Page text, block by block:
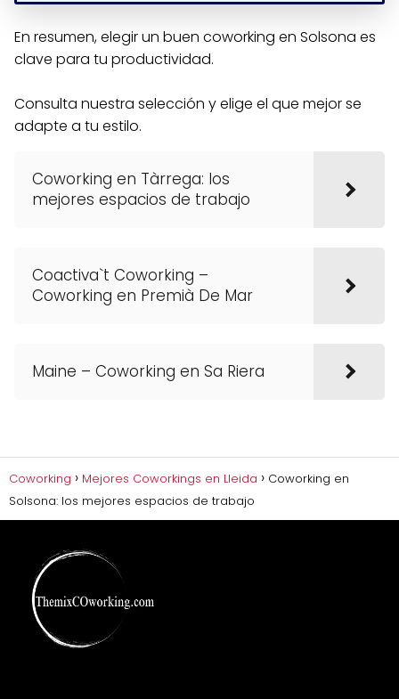
En resumen, elegir un buen coworking en Solsona es
clave para tu productividad.
Consulta nuestra selección y elige el que mejor se
adapte a tu estilo.
Coworking en Tàrrega: los
mejores espacios de trabajo
Coactiva`t Coworking –
Coworking en Premià De Mar
Maine – Coworking en Sa Riera
Coworking Mejores Coworkings en Lleida
Coworking en
Solsona: los mejores espacios de trabajo